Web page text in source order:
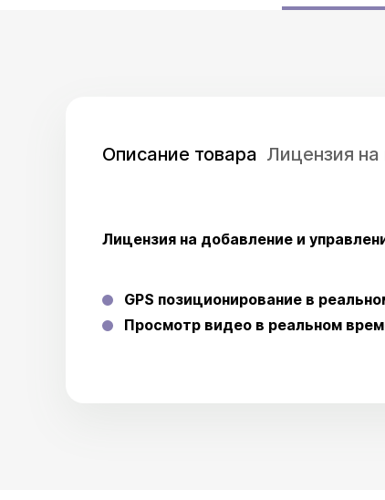
Описание товара Лицензия
Лицензия на добавление и
GPS позиционирование в
Просмотр видео в реальном